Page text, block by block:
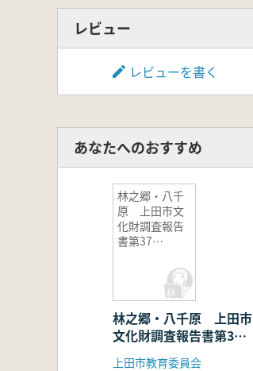
レビュー
レビューを書く
あなたへのおすすめ
林之郷・八千
原 上田市文
化財調査報告
書第37
林之郷・八千原 上田市
文化財調査報告書第37
集
上田市教育委員会